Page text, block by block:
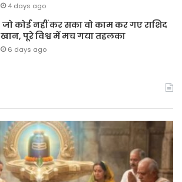
4 days ago
जो कोई नहीं कर सका वो काम कर गए राशिद
खान, पूरे विश्व में मच गया तहलका
6 days ago